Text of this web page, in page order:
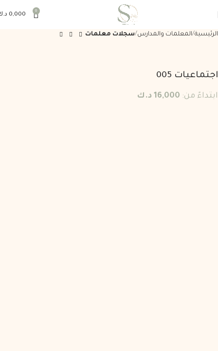
0
0,000
الرئيسية المعلمات والمدارس سجلات معلمات
اجتماعيات 005
ابتداءً من: 16,000 د.ك